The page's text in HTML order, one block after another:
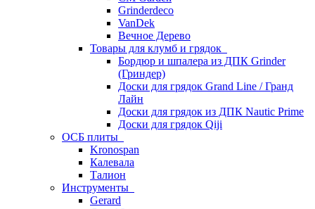
Grinderdeco
VanDek
Вечное Дерево
Товары для клумб и грядок
Бордюр и шпалера из ДПК Grinder
(Гриндер)
Доски для грядок Grand Line / Гранд
Лайн
Доски для грядок из ДПК Nautic Prime
Доски для грядок Qiji
ОСБ плиты
Kronospan
Калевала
Талион
Инструменты
Gerard